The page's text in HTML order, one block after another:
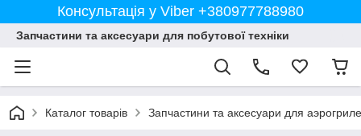
Консультація у Viber +380977788980
Запчастини та аксесуари для побутової техніки
Каталог товарів Запчастини та аксесуари для